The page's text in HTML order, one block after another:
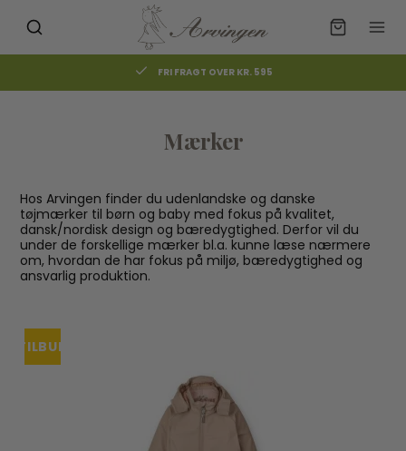
FRI FRAGT OVER KR. 595
Mærker
Hos Arvingen finder du udenlandske og danske
tøjmærker til børn og baby med fokus på kvalitet,
dansk/nordisk design og bæredygtighed. Derfor vil du
under de forskellige mærker bl.a. kunne læse nærmere
om, hvordan de har fokus på miljø, bæredygtighed og
ansvarlig produktion.
TILBUD